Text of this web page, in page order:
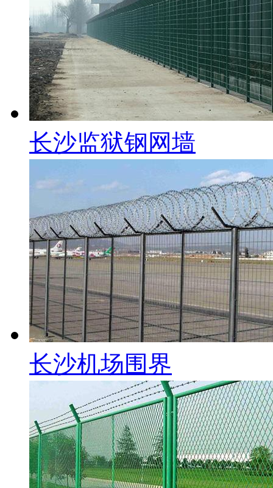
长沙监狱钢网墙
长沙机场围界